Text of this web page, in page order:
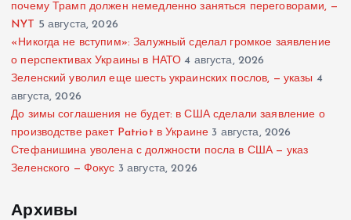
почему Трамп должен немедленно заняться переговорами, —
NYT 5 августа, 2026
«Никогда не вступим»: Залужный сделал громкое заявление
о перспективах Украины в НАТО 4 августа, 2026
Зеленский уволил еще шесть украинских послов, — указы 4
августа, 2026
До зимы соглашения не будет: в США сделали заявление о
производстве ракет Patriot в Украине 3 августа, 2026
Стефанишина уволена с должности посла в США — указ
Зеленского — Фокус 3 августа, 2026
Архивы